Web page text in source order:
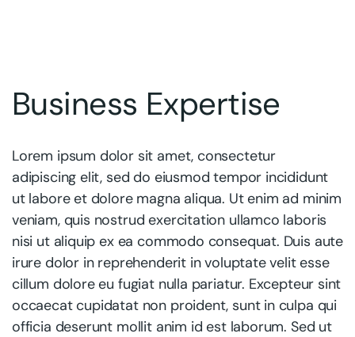
Business Expertise
Lorem ipsum dolor sit amet, consectetur
adipiscing elit, sed do eiusmod tempor incididunt
ut labore et dolore magna aliqua. Ut enim ad minim
veniam, quis nostrud exercitation ullamco laboris
nisi ut aliquip ex ea commodo consequat. Duis aute
irure dolor in reprehenderit in voluptate velit esse
cillum dolore eu fugiat nulla pariatur. Excepteur sint
occaecat cupidatat non proident, sunt in culpa qui
officia deserunt mollit anim id est laborum. Sed ut